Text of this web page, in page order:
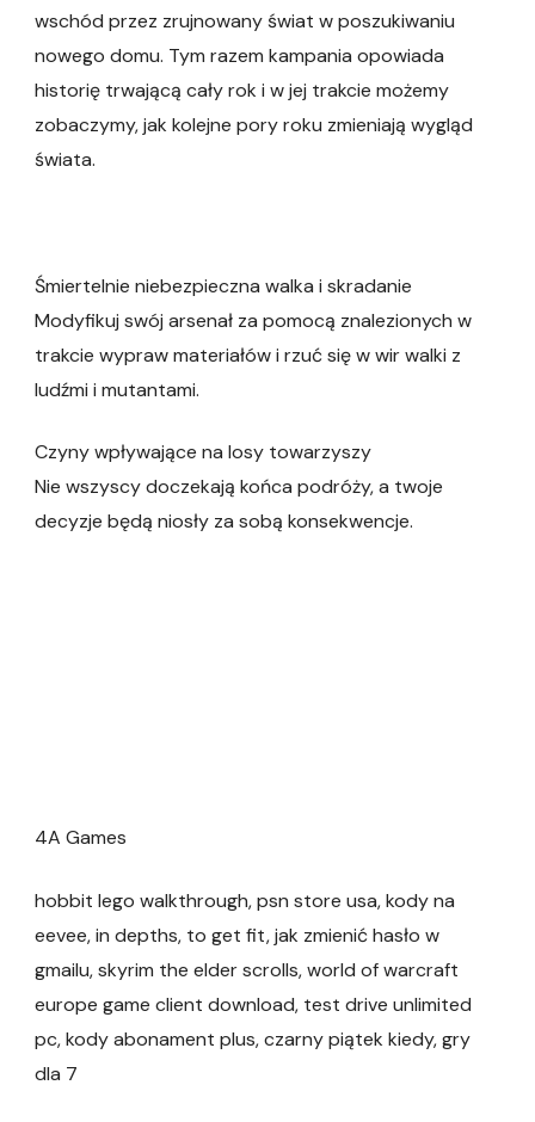
wschód przez zrujnowany świat w poszukiwaniu
nowego domu. Tym razem kampania opowiada
historię trwającą cały rok i w jej trakcie możemy
zobaczymy, jak kolejne pory roku zmieniają wygląd
świata.
Śmiertelnie niebezpieczna walka i skradanie
Modyfikuj swój arsenał za pomocą znalezionych w
trakcie wypraw materiałów i rzuć się w wir walki z
ludźmi i mutantami.
Czyny wpływające na losy towarzyszy
Nie wszyscy doczekają końca podróży, a twoje
decyzje będą niosły za sobą konsekwencje.
4A Games
hobbit lego walkthrough, psn store usa, kody na
eevee, in depths, to get fit, jak zmienić hasło w
gmailu, skyrim the elder scrolls, world of warcraft
europe game client download, test drive unlimited
pc, kody abonament plus, czarny piątek kiedy, gry
dla 7